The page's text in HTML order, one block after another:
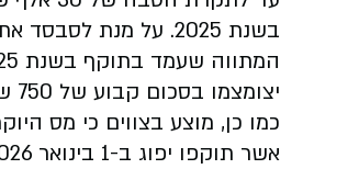
בשנת 2025. על מנת
יצומצמו בסכום קבוע של 750 שקלים, ותוספות מס יורחבו בסכום קבוע של 750 שקלים.
אשר תוקפו יפוג ב-1 בינואר 2026, יהפוך לקבוע.